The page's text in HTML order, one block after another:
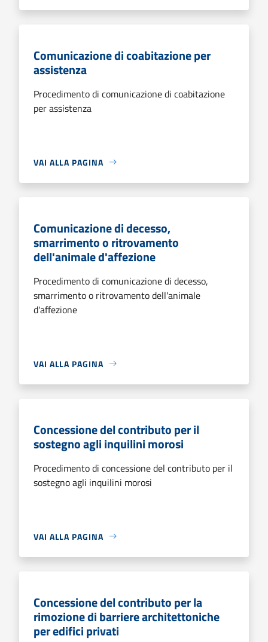
Comunicazione di coabitazione per
assistenza
Procedimento di comunicazione di coabitazione
per assistenza
VAI ALLA PAGINA
Comunicazione di decesso,
smarrimento o ritrovamento
dell'animale d'affezione
Procedimento di comunicazione di decesso,
smarrimento o ritrovamento dell'animale
d'affezione
VAI ALLA PAGINA
Concessione del contributo per il
sostegno agli inquilini morosi
Procedimento di concessione del contributo per il
sostegno agli inquilini morosi
VAI ALLA PAGINA
Concessione del contributo per la
rimozione di barriere architettoniche
per edifici privati